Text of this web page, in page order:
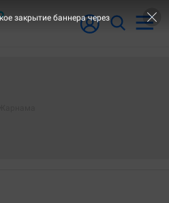
закрытие баннера через